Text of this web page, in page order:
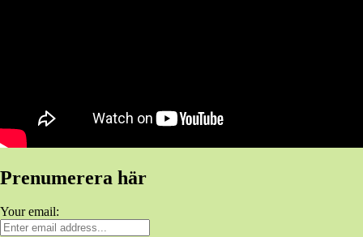
Prenumerera här
Your email: